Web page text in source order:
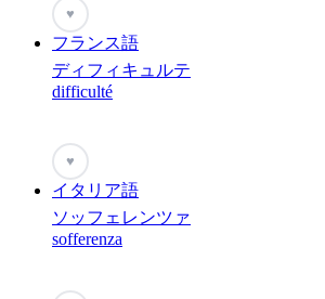
♥
フランス語
ディフィキュルテ
difficulté
♥
イタリア語
ソッフェレンツァ
sofferenza